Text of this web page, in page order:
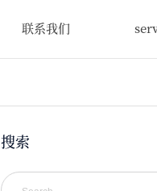
联系我们
搜索